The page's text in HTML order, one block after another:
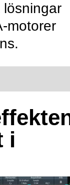
lösningar
motorer
i